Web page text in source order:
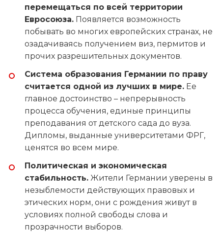
перемещаться по всей территории
Евросоюза. Появляется возможность
побывать во многих европейских странах, не
озадачиваясь получением виз, пермитов и
прочих разрешительных документов.
Система образования Германии по праву
считается одной из лучших в мире. Ее
главное достоинство – непрерывность
процесса обучения, единые принципы
преподавания от детского сада до вуза.
Дипломы, выданные университетами ФРГ,
ценятся во всем мире.
Политическая и экономическая
стабильность. Жители Германии уверены в
незыблемости действующих правовых и
этических норм, они с рождения живут в
условиях полной свободы слова и
прозрачности выборов.